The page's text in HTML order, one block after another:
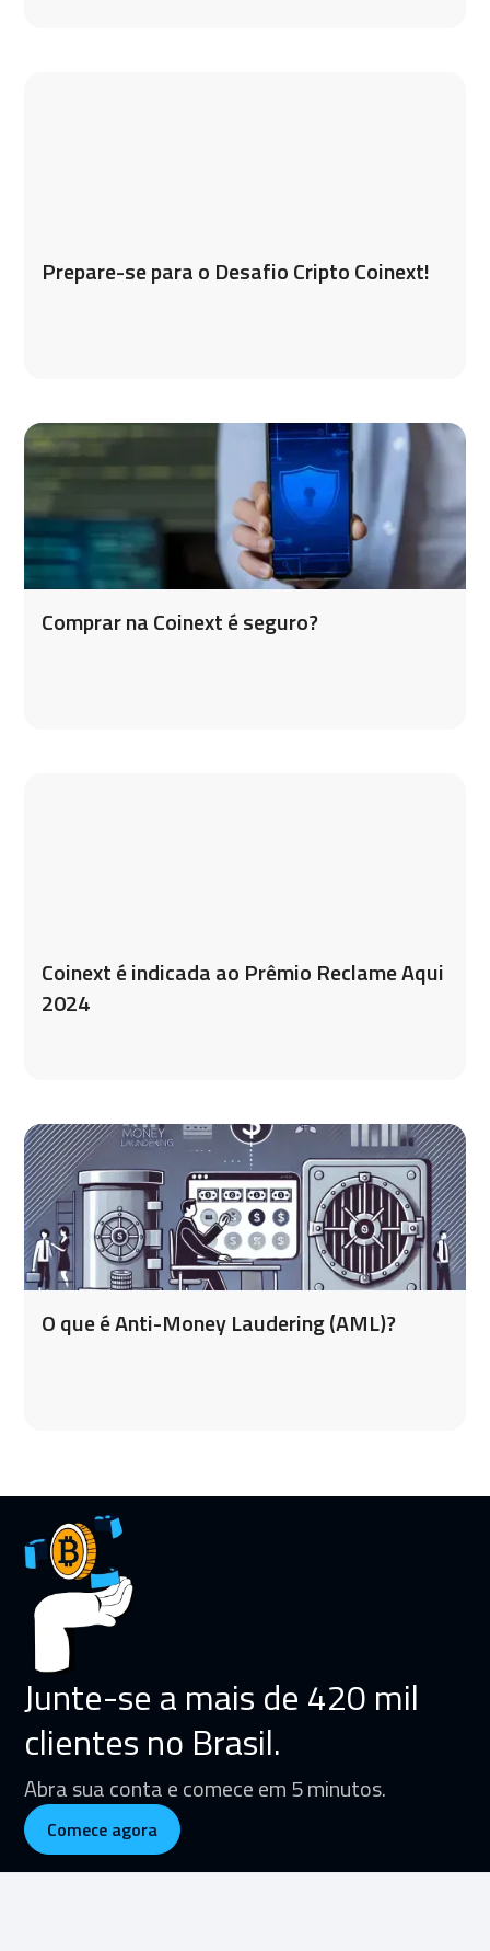
Prepare-se para o Desafio Cripto Coinext!
Comprar na Coinext é seguro?
Coinext é indicada ao Prêmio Reclame Aqui
2024
O que é Anti-Money Laudering (AML)?
Junte-se a mais de 420 mil
clientes no Brasil.
Abra sua conta e comece em 5 minutos.
Comece agora